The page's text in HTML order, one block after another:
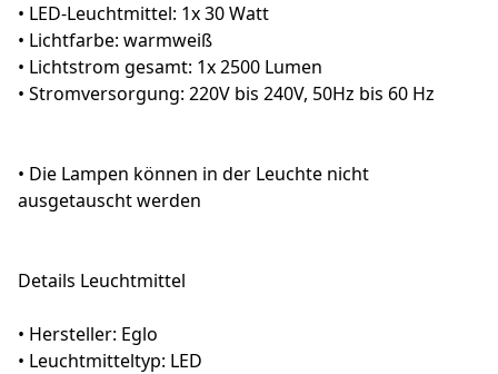
• LED-Leuchtmittel: 1x 30 Watt
• Lichtfarbe: warmweiß
• Lichtstrom gesamt: 1x 2500 Lumen
• Stromversorgung: 220V bis 240V, 50Hz bis 60 Hz
• Die Lampen können in der Leuchte nicht
ausgetauscht werden
Details Leuchtmittel
• Hersteller: Eglo
• Leuchtmitteltyp: LED